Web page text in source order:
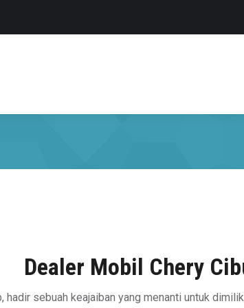
Dealer Mobil Chery
hadir sebuah keajaiban yang menanti untuk